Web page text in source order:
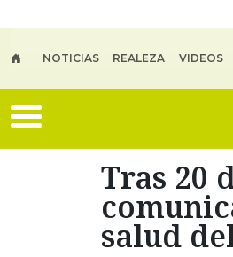
NOTICIAS REALEZA VIDEOS
Tras 20
salud